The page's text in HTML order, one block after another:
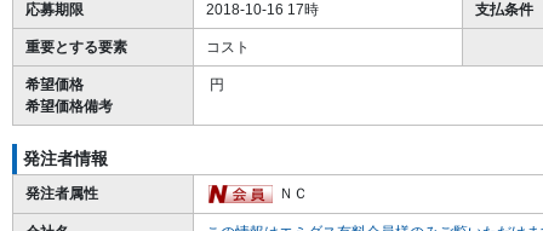
応募期限 2018-10-16 17時 支払条件
重要とする要素 コスト
希望価格
希望価格備考
円
発注者情報
発注者属性 ＮＣ